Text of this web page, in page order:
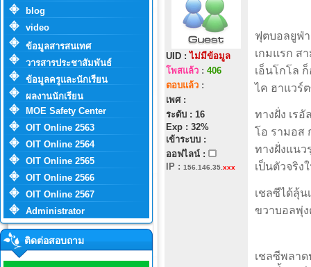
blog
video
ข้อมูลสารสนเทศ
วารสารประชาสัมพันธ์
ข้อมูลครูและนักเรียน
ผลงานนักเรียน
MOE Safety Center
OIT Online 2563
OIT Online 2564
OIT Online 2565
OIT Online 2566
OIT Online 2567
Administrator
ติดต่อสอบถาม
UID :ไม่มีข้อมูล
โพสแล้ว: 406
ตอบแล้ว:
เพศ :
ระดับ : 16
Exp : 32%
เข้าระบบ :
ออฟไลน์ :
IP : 156.146.35. xxx
ฟุตบอลยูฟ่
เกมแรก ส
เอ็นโกโล
ไค ฮาแวร์
ทางฝั่ง เร
โอ รามอส
ทางฝั่งแนว
เป็นตัวจริง
เชลซีได้ลุ้
ขวาบอลพุ่
เชลซีพลาด